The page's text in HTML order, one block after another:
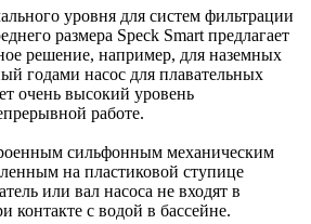
уровня для систем фильтрации
размера Speck Smart предлагает
решение, например, для наземных
годами насос для плавательных
очень высокий уровень
работе.
сильфонным механическим
на пластиковой ступице
или вал насоса не входят в
контакте с водой в бассейне.